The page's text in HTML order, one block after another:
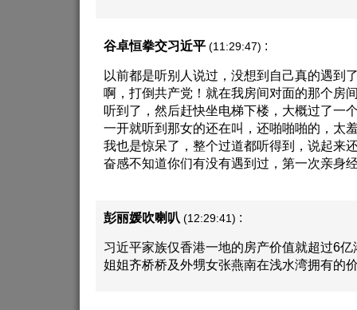
谷卓恒拳交习近平 (11:29:47) :
以前都是听别人说过，没想到自己真的遇到
啊，打倒共产党！就在我房间对面的那个房
听到了，然后赶快坐电梯下楼，大概过了一
一开就听到那女的还在叫，还啪啪啪的，太
我也是惊呆了，整个过道都听得到，说起来
奋感不知道你们有没有遇到过，第一次亲身
彭丽媛吹喇叭 (12:29:41) :
习近平家族仅香港一地的房产价值就超过6
姐姐齐桥桥及外甥女张燕南在浅水湾拥有的